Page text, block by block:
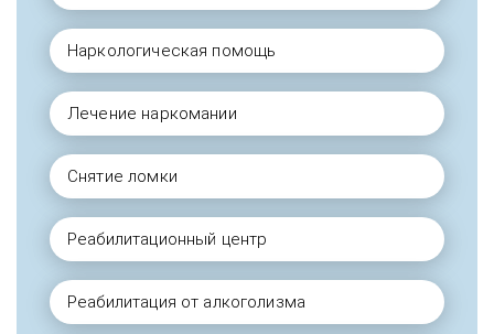
Наркологическая помощь
Лечение наркомании
Снятие ломки
Реабилитационный центр
Реабилитация от алкоголизма